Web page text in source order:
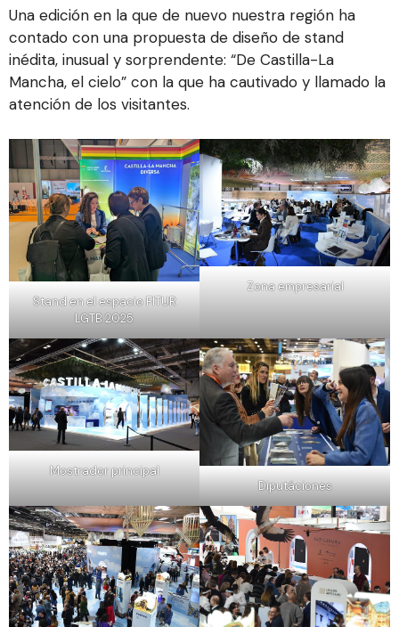
Una edición en la que de nuevo nuestra región ha
contado con una propuesta de diseño de stand
inédita, inusual y sorprendente: “De Castilla-La
Mancha, el cielo” con la que ha cautivado y llamado la
atención de los visitantes.
Stand en el espacio FITUR
LGTB 2025
Zona empresarial
Mostrador principal
Diputáciones